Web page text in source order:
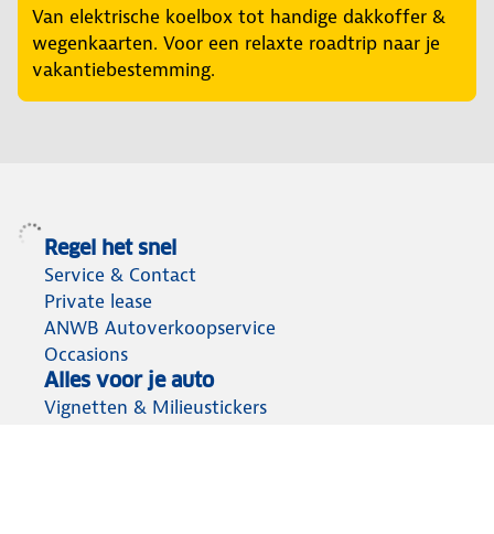
Van elektrische koelbox tot handige dakkoffer &
wegenkaarten. Voor een relaxte roadtrip naar je
vakantiebestemming.
Regel het snel
Service & Contact
Private lease
ANWB Autoverkoopservice
Occasions
Alles voor je auto
Vignetten & Milieustickers